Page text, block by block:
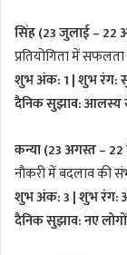
सिंह (23 जुलाई – 22
प्रतियोगिता में
शुभ अंक: 1 | शुभ रंग:
दैनिक सुझाव: आलस्य
कन्या (23 अगस्त –
नौकरी में बदलाव की
शुभ अंक: 3 | शुभ रंग:
दैनिक सुझाव: नए